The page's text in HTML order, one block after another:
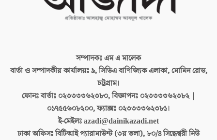
সম্পাদকঃএম এ মালেক
বার্তা ও সম্পাদকীয় কার্যালয়ঃ৯, সিডিএ বাণিজ্যিক এলাকা, মোমিন রোড,
চট্টগ্রাম।
ফোনঃ বার্তাঃ ০২৩৩৩৩৬২৩৮০, বিজ্ঞাপনঃ ০২৩৩৩৩৬২৩৮২ |
০১৭৫৫৬০৮২০০, ফ্যাক্সঃ ০২৩৩৩৩৬২৩৮১।
ই-মেইলঃazadi@dainikazadi.net
ঢাকা অফিসঃবিটিআই প্যারামাউন্ট (৩য় তলা), ৮০/৪ সিদ্ধেশ্বরী নিউ